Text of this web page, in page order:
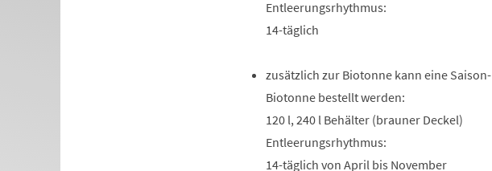
Entleerungsrhythmus:
14-täglich
zusätzlich zur Biotonne kann eine Saison-
Biotonne bestellt werden:
120 l, 240 l Behälter (brauner Deckel)
Entleerungsrhythmus:
14-täglich von April bis November